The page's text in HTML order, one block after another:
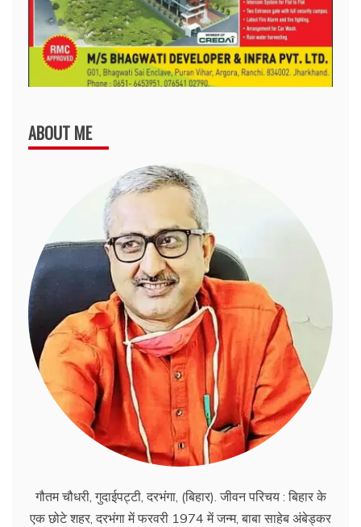
ABOUT ME
गौतम चौधरी, गुदाईपट्टी, दरभंगा, (बिहार). जीवन परिचय : बिहार के
एक छोटे शहर, दरभंगा में फरवरी 1974 में जन्म, बाबा साहेब अंबेड्कर